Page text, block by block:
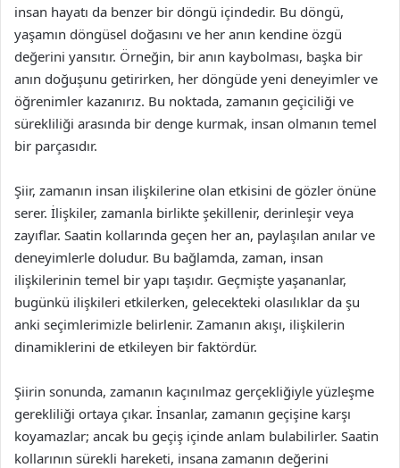
insan hayatı da benzer bir döngü içindedir. Bu döngü,
yaşamın döngüsel doğasını ve her anın kendine özgü
değerini yansıtır. Örneğin, bir anın kaybolması, başka bir
anın doğuşunu getirirken, her döngüde yeni deneyimler ve
öğrenimler kazanırız. Bu noktada, zamanın geçiciliği ve
sürekliliği arasında bir denge kurmak, insan olmanın temel
bir parçasıdır.
Şiir, zamanın insan ilişkilerine olan etkisini de gözler önüne
serer. İlişkiler, zamanla birlikte şekillenir, derinleşir veya
zayıflar. Saatin kollarında geçen her an, paylaşılan anılar ve
deneyimlerle doludur. Bu bağlamda, zaman, insan
ilişkilerinin temel bir yapı taşıdır. Geçmişte yaşananlar,
bugünkü ilişkileri etkilerken, gelecekteki olasılıklar da şu
anki seçimlerimizle belirlenir. Zamanın akışı, ilişkilerin
dinamiklerini de etkileyen bir faktördür.
Şiirin sonunda, zamanın kaçınılmaz gerçekliğiyle yüzleşme
gerekliliği ortaya çıkar. İnsanlar, zamanın geçişine karşı
koyamazlar; ancak bu geçiş içinde anlam bulabilirler. Saatin
kollarının sürekli hareketi, insana zamanın değerini